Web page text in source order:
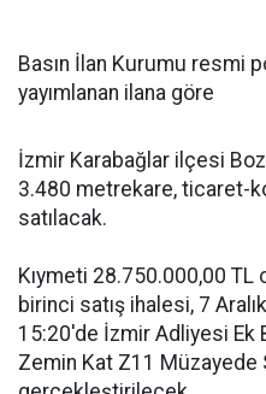
Basın İlan Kurumu resmi
yayımlanan ilana göre
İzmir Karabağlar ilçesi
3.480 metrekare, ticaret-
satılacak.
Kıymeti 28.750.000,00 TL
birinci satış ihalesi, 7
15:20'de İzmir Adliyesi Ek
Zemin Kat Z11 Müzayede